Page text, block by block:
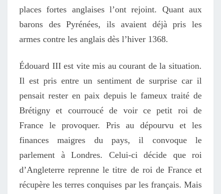
places fortes anglaises l’ont rejoint. Quant aux
barons des Pyrénées, ils avaient déjà pris les
armes contre les anglais dès l’hiver 1368.
Édouard III est vite mis au courant de la situation.
Il est pris entre un sentiment de surprise car il
pensait rester en paix depuis le fameux traité de
Brétigny et courroucé de voir ce petit roi de
France le provoquer. Pris au dépourvu et les
finances maigres du pays, il convoque le
parlement à Londres. Celui-ci décide que roi
d’Angleterre reprenne le titre de roi de France et
récupère les terres conquises par les français. Mais